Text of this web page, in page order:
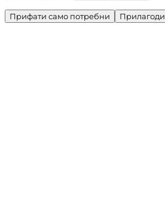
Прифати само потребни Прилагоди